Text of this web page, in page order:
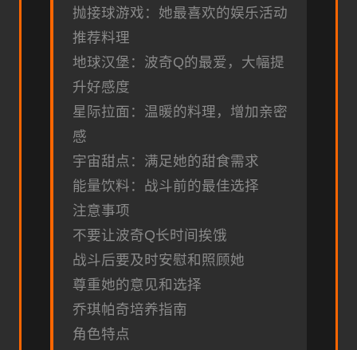
抛接球游戏：她最喜欢的娱乐活动
推荐料理
地球汉堡：波奇Q的最爱，大幅提
升好感度
星际拉面：温暖的料理，增加亲密
感
宇宙甜点：满足她的甜食需求
能量饮料：战斗前的最佳选择
注意事项
不要让波奇Q长时间挨饿
战斗后要及时安慰和照顾她
尊重她的意见和选择
乔琪帕奇培养指南
角色特点